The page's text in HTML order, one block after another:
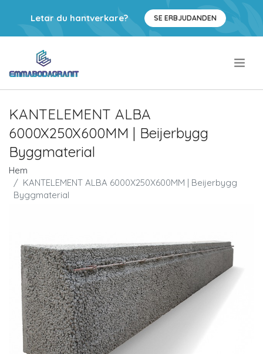
Letar du hantverkare? SE ERBJUDANDEN
KANTELEMENT ALBA
6000X250X600MM | Beijerbygg
Byggmaterial
Hem
KANTELEMENT ALBA 6000X250X600MM | Beijerbygg
Byggmaterial